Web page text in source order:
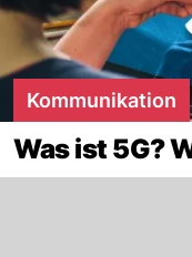
Kommunikation
Was ist 5G?